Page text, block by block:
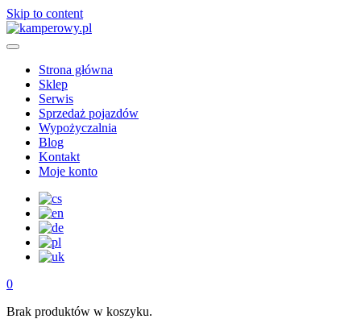
Skip to content
Strona główna
Sklep
Serwis
Sprzedaż pojazdów
Wypożyczalnia
Blog
Kontakt
Moje konto
0
Brak produktów w koszyku.